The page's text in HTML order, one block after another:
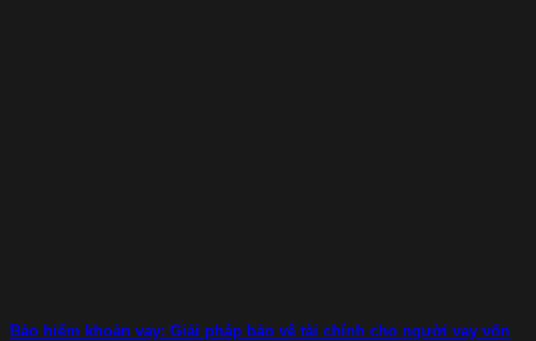
Bảo hiểm khoản vay: Giải pháp bảo vệ tài chính cho người vay vốn